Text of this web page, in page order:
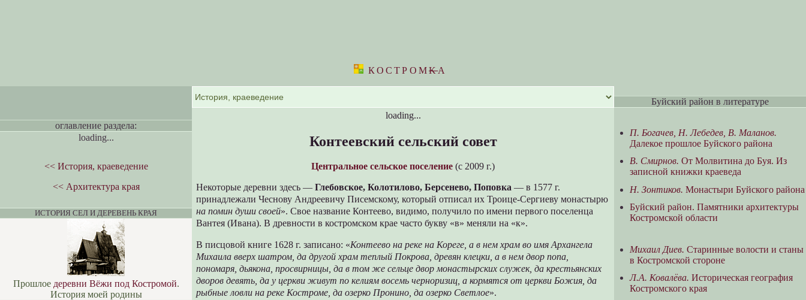
КОСТРОМKА
loading...
Контеевский сельский совет
Центральное сельское поселение (c 2009 г.)
Некоторые деревни здесь —Глебовское, Колотилово, Берсенево, Поповка — в 1577 г.
принадлежали Чеснову Андреевичу Писемскому, который отписал их Троице-Сергиеву монастырю
на помин души своей». Свое название Контеево, видимо, получило по имени первого поселенца
Вантея (Ивана). В древности в костромском крае часто букву «в» меняли на «к».
В писцовой книге 1628 г. записано: «Контеево на реке на Кореге, а в нем храм во имя Архангела
Михаила вверх шатром, да другой храм теплый Покрова, древян клецки, а в нем двор попа,
пономаря, дьякона, просвирницы, да в том же сельце двор монастырских служек, да крестьянских
дворов девять, да у церкви живут по келиям восемь черноризиц, а кормятся от церкви Божия, да
рыбные ловли на реке Костроме, да озерко Пронино, да озерко Светлое».
оглавление раздела:
loading...
<< История, краеведение
<< Архитектура края
ИСТОРИЯ СЕЛ И ДЕРЕВЕНЬ КРАЯ
Прошлое деревни Вёжи под Костромой.
История моей родины
Буйский район в литературе
П. Богачев, Н. Лебедев, В. Маланов.
Далекое прошлое Буйского района
В. Смирнов. От Молвитина до Буя. Из
записной книжки краеведа
Н. Зонтиков. Монастыри Буйского района
Буйский район. Памятники архитектуры
Костромской области
Михаил Диев. Старинные волости и станы
в Костромской стороне
Л.А. Ковалёва. Историческая география
Костромского края